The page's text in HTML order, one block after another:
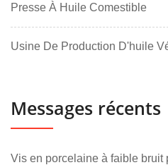
Presse À Huile Comestible
Usine De Production D'huile
Messages récents
Vis en porcelaine à faible bruit